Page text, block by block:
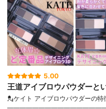
5.00
王道アイブロウパウダーと
💂ケイト アイブロウパウダーの特